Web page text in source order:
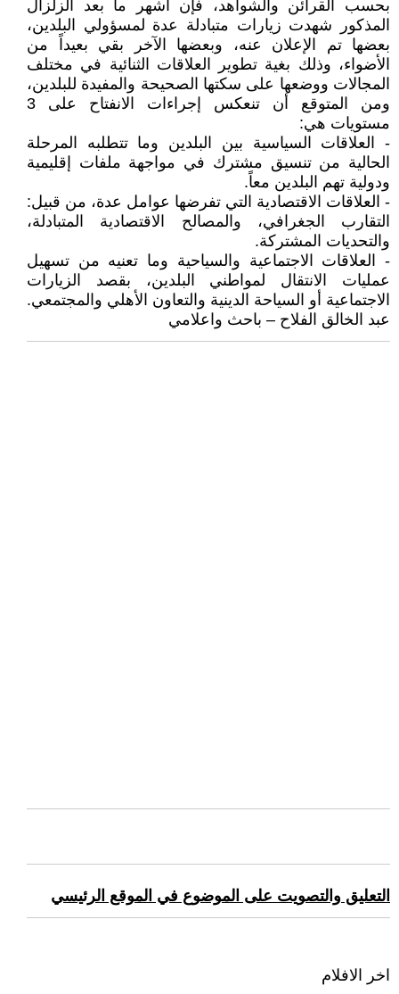
بحسب القرائن والشواهد، فإن أشهر ما بعد الزلزال
المذكور شهدت زيارات متبادلة عدة لمسؤولي البلدين،
بعضها تم الإعلان عنه، وبعضها الآخر بقي بعيداً من
الأضواء، وذلك بغية تطوير العلاقات الثنائية في مختلف
المجالات ووضعها على سكتها الصحيحة والمفيدة للبلدين،
ومن المتوقع أن تنعكس إجراءات الانفتاح على 3
مستويات هي:
- العلاقات السياسية بين البلدين وما تتطلبه المرحلة
الحالية من تنسيق مشترك في مواجهة ملفات إقليمية
ودولية تهم البلدين معاً.
- العلاقات الاقتصادية التي تفرضها عوامل عدة، من قبيل:
التقارب الجغرافي، والمصالح الاقتصادية المتبادلة،
والتحديات المشتركة.
- العلاقات الاجتماعية والسياحية وما تعنيه من تسهيل
عمليات الانتقال لمواطني البلدين، بقصد الزيارات
الاجتماعية أو السياحة الدينية والتعاون الأهلي والمجتمعي.
عبد الخالق الفلاح – باحث واعلامي
التعليق والتصويت على الموضوع في الموقع الرئيسي
اخر الافلام